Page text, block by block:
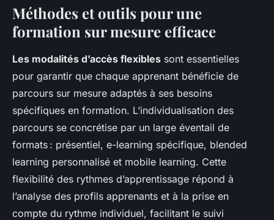
Méthodes et outils pour une
formation sur mesure efficace
Les modalités d’accès flexibles sont essentielles
pour garantir que chaque apprenant bénéficie de
parcours sur mesure adaptés à ses besoins
spécifiques en formation. L’individualisation des
parcours se concrétise par un large éventail de
formats : présentiel, e-learning spécifique, blended
learning personnalisé et mobile learning. Cette
flexibilité des rythmes d’apprentissage répond à
l’analyse des profils apprenants et à la prise en
compte du rythme individuel, facilitant le suivi